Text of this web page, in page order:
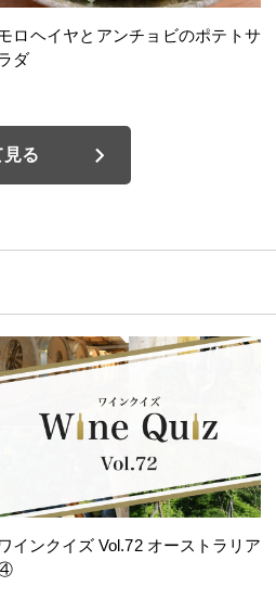
ロヘイヤとアンチョビのポテトサ
ダ
見る
ワインクイズ Vol.72 オーストラリア